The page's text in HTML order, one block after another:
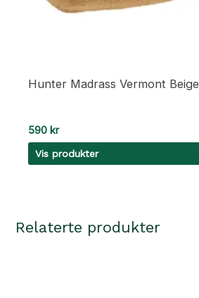
Hunter Madrass Vermont Beige
590 kr
Vis produkter
Relaterte produkter